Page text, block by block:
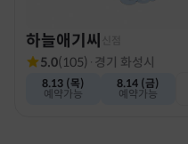
하늘애기씨
5.0(105) · 경기 화성시
8.13 (목)
예약가능
8.14 (금)
예약가능